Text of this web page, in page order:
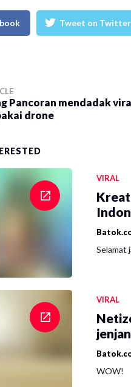
Tweet on Twitter
Pancoran mendadak
drone
VIRAL
Selamat
VIRAL
WOW!